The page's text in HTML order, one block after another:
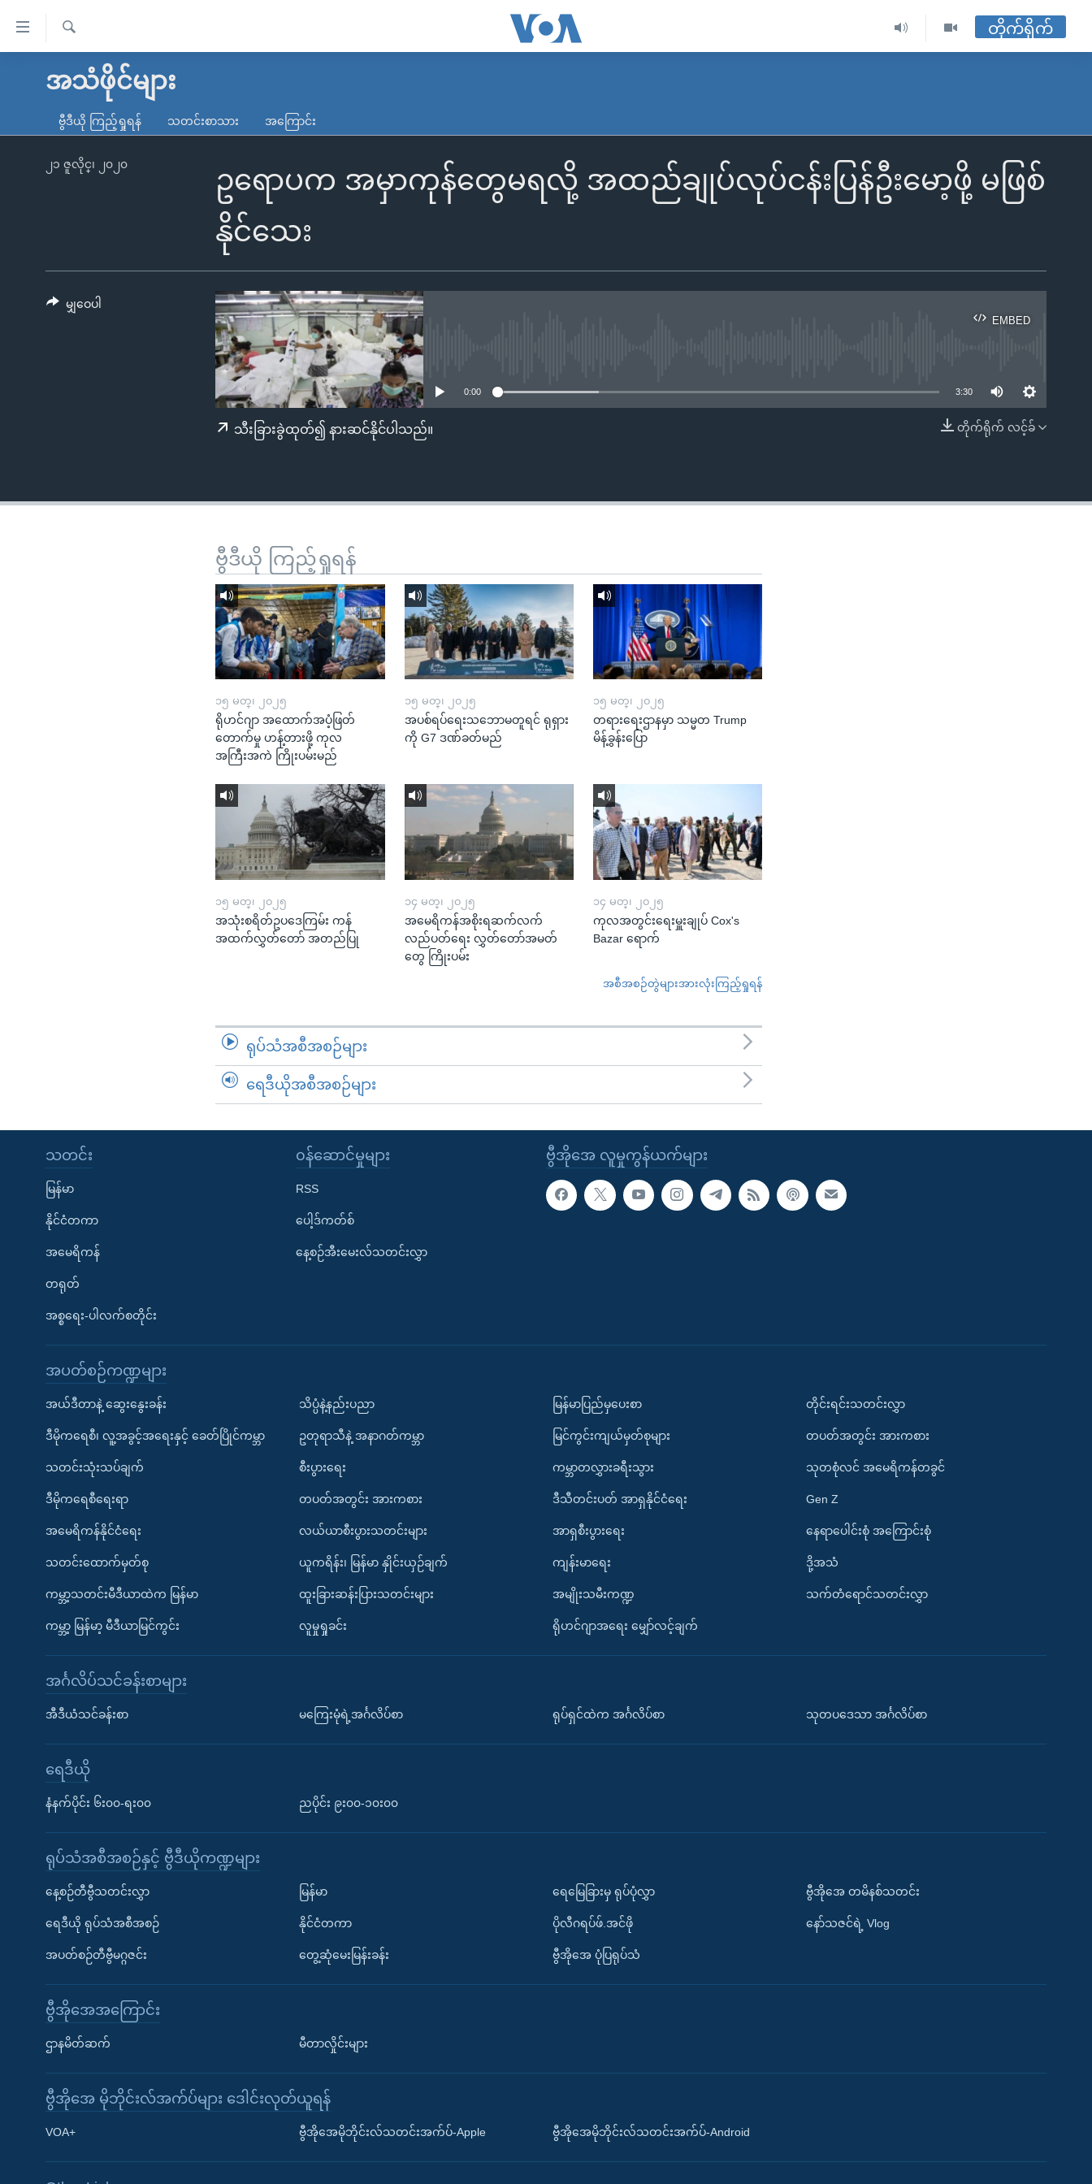
လွယ်ကူ
သည့်
ရန်
မူလစာမျက်နှာ
ကမ္ဘာ့သတင်းများ
နိုင်ငံတကာ
မကြေးမုံရဲ့ အင်္ဂလိပ်စာ
ရေဒီယို
ရေဒီယိုနှင့်ရုပ်သံ အချက်အလက်များ
Learning English
ရ
တိုက်ရိုက်
အသံဖိုင်များ
ဗွီဒီယို ကြည့်ရှုရန် သတင်းစာသား အကြောင်း
ဥရောပက အမှာကုန်တွေမရလို့ အထည်ချုပ်လုပ်ငန်းပြန်ဦးမော့ဖို့ မဖြစ်
နိုင်သေး
၂၁ ဇူလိုင္၊ ၂၀၂၀
EMBED
EMBED
0:00 3:30
တိုက်ရိုက် လင့်ခ်
သီးခြားခွဲထုတ်၍ နားဆင်နိုင်ပါသည်။
မျှဝေပါ
ဗွီဒီယို ကြည့်ရှုရန်
၁၅ မတ္၊ ၂၀၂၅
ရိုဟင်ဂျာ အထောက်အပံ့ဖြတ်
တောက်မှု ဟန့်တားဖို့ ကုလ
အကြီးအကဲ ကြိုးပမ်းမည်
၁၅ မတ္၊ ၂၀၂၅
အပစ်ရပ်ရေးသဘောမတူရင် ရုရှား
ကို G7 ဒဏ်ခတ်မည်
၁၅ မတ္၊ ၂၀၂၅
တရားရေးဌာနမှာ သမ္မတ Trump
မိန့်ခွန်းပြော
၁၅ မတ္၊ ၂၀၂၅
အသုံးစရိတ်ဥပဒေကြမ်း ကန်
အထက်လွှတ်တော် အတည်ပြု
၁၄ မတ္၊ ၂၀၂၅
အမေရိကန်အစိုးရဆက်လက်
လည်ပတ်ရေး လွှတ်တော်အမတ်
တွေ ကြိုးပမ်း
၁၄ မတ္၊ ၂၀၂၅
ကုလအတွင်းရေးမှူးချုပ် Cox's
Bazar ရောက်
အစီအစဉ်တွဲများအားလုံးကြည့်ရှုရန်
ရုပ်သံအစီအစဉ်များ
ရေဒီယိုအစီအစဉ်များ
ဗွီအိုအေ လူမှုကွန်ယက်များ
သတင်း
မြန်မာ
နိုင်ငံတကာ
အမေရိကန်
တရုတ်
အစ္စရေး-ပါလက်စတိုင်း
၀န်ဆောင်မှုများ
RSS
ပေါ့ဒ်ကတ်စ်
နေ့စဉ်အီးမေးလ်သတင်းလွှာ
အပတ်စဉ်ကဏ္ဍများ
အယ်ဒီတာနဲ့ ဆွေးနွေးခန်း
ဒီမိုကရေစီ၊ လူ့အခွင့်အရေးနှင့် ခေတ်ပြိုင်ကမ္ဘာ
သတင်းသုံးသပ်ချက်
ဒီမိုကရေစီရေးရာ
အမေရိကန်နိုင်ငံရေး
သတင်းထောက်မှတ်စု
ကမ္ဘာ့သတင်းမီဒီယာထဲက မြန်မာ
ကမ္ဘာ့ မြန်မာ့ မီဒီယာမြင်ကွင်း
သိပ္ပံနဲ့နည်းပညာ
ဥတုရာသီနဲ့ အနာဂတ်ကမ္ဘာ
စီးပွားရေး
တပတ်အတွင်း အားကစား
လယ်ယာစီးပွားသတင်းများ
ယူကရိန်း၊ မြန်မာ နှိုင်းယှဉ်ချက်
ထူးခြားဆန်းပြားသတင်းများ
လူမှုရှုခင်း
မြန်မာပြည်မှပေးစာ
မြင်ကွင်းကျယ်မှတ်စုများ
ကမ္ဘာတလွှားခရီးသွား
ဒီသီတင်းပတ် အာရှနိုင်ငံရေး
အာရှစီးပွားရေး
ကျန်းမာရေး
အမျိုးသမီးကဏ္ဍ
ရိုဟင်ဂျာအရေး မျှော်လင့်ချက်
တိုင်းရင်းသတင်းလွှာ
တပတ်အတွင်း အားကစား
သုတစုံလင် အမေရိကန်တခွင်
Gen Z
နေရာပေါင်းစုံ အကြောင်းစုံ
ဒို့အသံ
သက်တံရောင်သတင်းလွှာ
အင်္ဂလိပ်သင်ခန်းစာများ
အီဒီယံသင်ခန်းစာ မကြေးမုံရဲ့အင်္ဂလိပ်စာ ရုပ်ရှင်ထဲက အင်္ဂလိပ်စာ သုတပဒေသာ အင်္ဂလိပ်စာ
ရေဒီယို
နံနက်ပိုင်း ၆း၀၀-ရး၀၀ ညပိုင်း ၉း၀၀-၁၀း၀၀
ရုပ်သံအစီအစဉ်နှင့် ဗွီဒီယိုကဏ္ဍများ
နေ့စဉ်တီဗွီသတင်းလွှာ
ရေဒီယို ရုပ်သံအစီအစဉ်
အပတ်စဉ်တီဗွီမဂ္ဂဇင်း
မြန်မာ
နိုင်ငံတကာ
တွေ့ဆုံမေးမြန်းခန်း
ရေမြေခြားမှ ရုပ်ပုံလွှာ
ပိုလီဂရပ်ဖ်.အင်ဖို
ဗွီအိုအေ ပုံပြရုပ်သံ
ဗွီအိုအေ တမိနစ်သတင်း
နော်သဇင်ရဲ့ Vlog
ဗွီအိုအေအကြောင်း
ဌာနမိတ်ဆက် မီတာလှိုင်းများ
ဗွီအိုအေ မိုဘိုင်းလ်အက်ပ်များ ဒေါင်းလုတ်ယူရန်
VOA+ ဗွီအိုအေမိုဘိုင်းလ်သတင်းအက်ပ်-Apple ဗွီအိုအေမိုဘိုင်းလ်သတင်းအက်ပ်-Android